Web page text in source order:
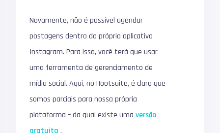
Novamente, não é possível agendar
postagens dentro do próprio aplicativo
Instagram. Para isso, você terá que usar
uma ferramenta de gerenciamento de
mídia social. Aqui, no Hootsuite, é claro que
somos parciais para nossa própria
plataforma – da qual existe umaversão